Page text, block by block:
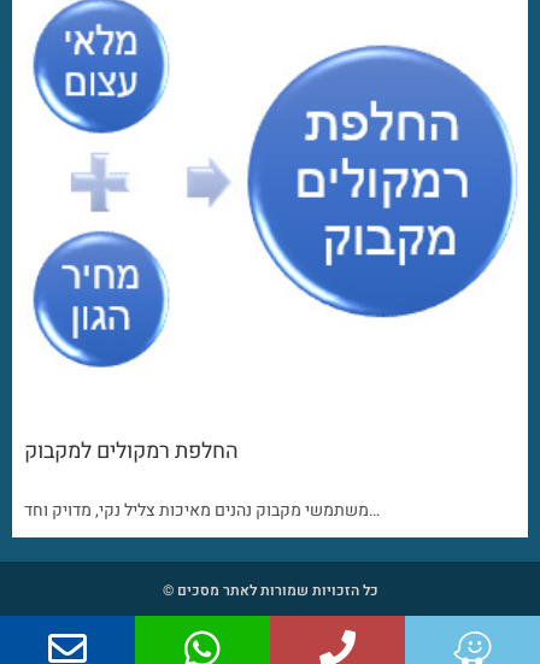
החלפת רמקולים למקבוק
משתמשי מקבוק נהנים מאיכות צליל נקי, מדויק וחד…
כל הזכויות שמורות לאתר מסכים ©